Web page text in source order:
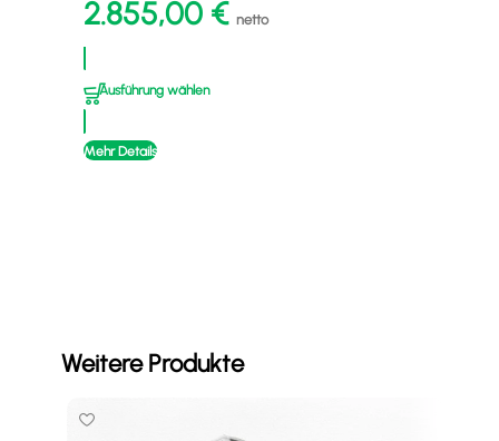
2.855,00 € netto
Ausführung wählen
Mehr Details
Weitere Produkte